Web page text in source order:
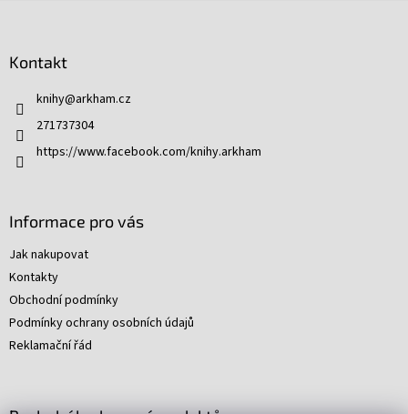
Kontakt
knihy@arkham.cz
271737304
https://www.facebook.com/knihy.arkham
Informace pro vás
Jak nakupovat
Kontakty
Obchodní podmínky
Podmínky ochrany osobních údajů
Reklamační řád